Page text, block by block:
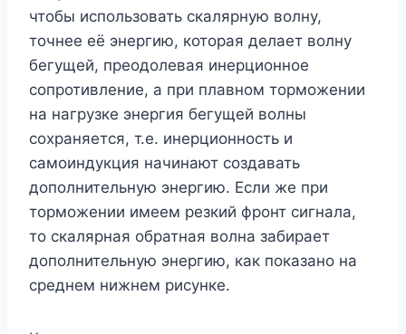
чтобы использовать скалярную волну,
точнее её энергию, которая делает волну
бегущей, преодолевая инерционное
сопротивление, а при плавном торможении
на нагрузке энергия бегущей волны
сохраняется, т.е. инерционность и
самоиндукция начинают создавать
дополнительную энергию. Если же при
торможении имеем резкий фронт сигнала,
то скалярная обратная волна забирает
дополнительную энергию, как показано на
среднем нижнем рисунке.